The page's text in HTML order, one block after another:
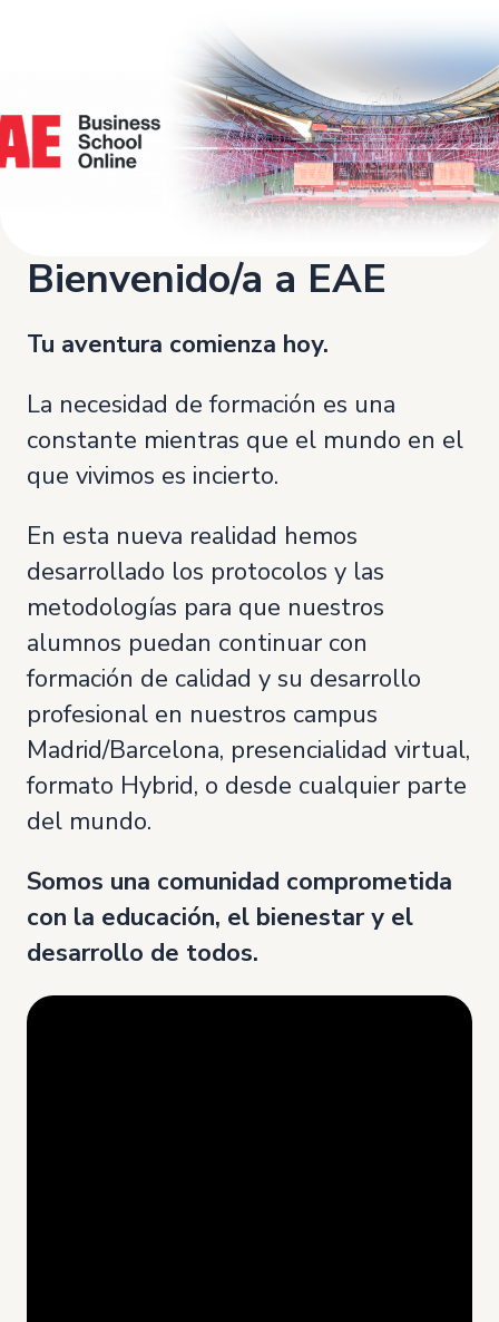
Bienvenido/a a EAE
Tu aventura comienza hoy.
La necesidad de formación es una
constante mientras que el mundo en el
que vivimos es incierto.
En esta nueva realidad hemos
desarrollado los protocolos y las
metodologías para que nuestros
alumnos puedan continuar con
formación de calidad y su desarrollo
profesional en nuestros campus
Madrid/Barcelona, presencialidad virtual,
formato Hybrid, o desde cualquier parte
del mundo.
Somos una comunidad comprometida
con la educación, el bienestar y el
desarrollo de todos.